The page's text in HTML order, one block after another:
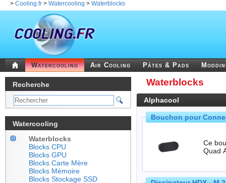
> Cooling.fr > Watercooling > Waterblocks
Watercooling Air Cooling Pâtes & Pads
Recherche
Watercooling
Waterblocks
Blocks CPU
Blocks GPU
Blocks Carte Mère
Blocks Mémoire
Blocks Stockage SSD
Waterblocks
Alphacool
Bouchon pour
Ce